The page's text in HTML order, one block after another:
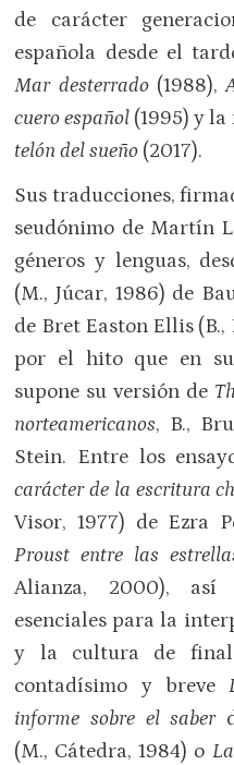
de carácter
española desde el
Mar desterrado (1988),
cuero español (1995) y
telón del sueño (2017).
Sus traducciones,
seudónimo de Martín
géneros y lenguas,
(M., Júcar, 1986) de
de Bret Easton Ellis (B.,
por el hito que en
supone su versión de
norteamericanos, B.,
Stein. Entre los
carácter de la escritura
Visor, 1977) de Ezra
Proust entre las
Alianza, 2000), así
esenciales para la
y la cultura de
contadísimo y breve
informe sobre el saber
(M., Cátedra, 1984) o